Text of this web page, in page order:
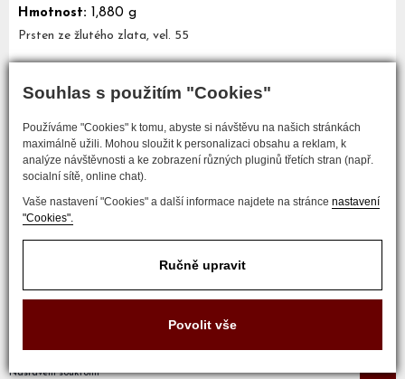
Souhlas s použitím "Cookies"
Používáme "Cookies" k tomu, abyste si návštěvu na našich stránkách
maximálně užili. Mohou sloužit k personalizaci obsahu a reklam, k
analýze návštěvnosti a ke zobrazení různých pluginů třetích stran (např.
socialní sítě, online chat).
Vaše nastavení "Cookies" a další informace najdete na stránce nastavení
"Cookies".
Ručně upravit
Povolit vše
Hmotnost: 1,880 g
Prsten ze žlutého zlata, vel. 55
Mám zájem o tento šperk
COPYRIGHT © 2017 ZLATNICTVÍ NEŠKUDLA
Nastavení soukromí